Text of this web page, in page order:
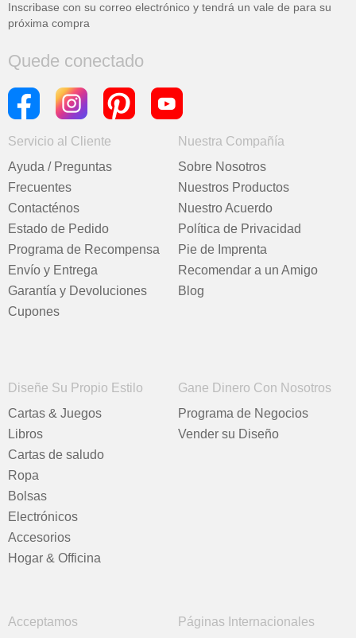
Inscribase con su correo electrónico y tendrá un vale de para su
próxima compra
Quede conectado
Servicio al Cliente
Ayuda / Preguntas
Frecuentes
Contacténos
Estado de Pedido
Programa de Recompensa
Envío y Entrega
Garantía y Devoluciones
Cupones
Nuestra Compañía
Sobre Nosotros
Nuestros Productos
Nuestro Acuerdo
Política de Privacidad
Pie de Imprenta
Recomendar a un Amigo
Blog
Diseñe Su Propio Estilo
Cartas & Juegos
Libros
Cartas de saludo
Ropa
Bolsas
Electrónicos
Accesorios
Hogar & Officina
Gane Dinero Con Nosotros
Programa de Negocios
Vender su Diseño
Acceptamos Páginas Internacionales